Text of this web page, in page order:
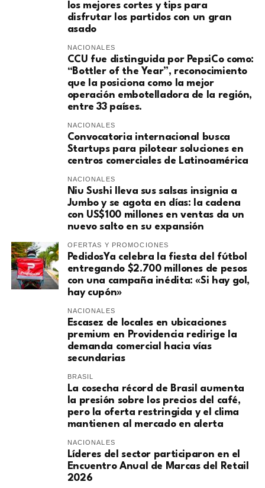
los mejores cortes y tips para
disfrutar los partidos con un gran
asado
NACIONALES
CCU fue distinguida por PepsiCo como:
“Bottler of the Year”, reconocimiento
que la posiciona como la mejor
operación embotelladora de la región,
entre 33 países.
NACIONALES
Convocatoria internacional busca
Startups para pilotear soluciones en
centros comerciales de Latinoamérica
NACIONALES
Niu Sushi lleva sus salsas insignia a
Jumbo y se agota en días: la cadena
con US$100 millones en ventas da un
nuevo salto en su expansión
OFERTAS Y PROMOCIONES
PedidosYa celebra la fiesta del fútbol
entregando $2.700 millones de pesos
con una campaña inédita: «Si hay gol,
hay cupón»
NACIONALES
Escasez de locales en ubicaciones
premium en Providencia redirige la
demanda comercial hacia vías
secundarias
BRASIL
La cosecha récord de Brasil aumenta
la presión sobre los precios del café,
pero la oferta restringida y el clima
mantienen al mercado en alerta
NACIONALES
Líderes del sector participaron en el
Encuentro Anual de Marcas del Retail
2026